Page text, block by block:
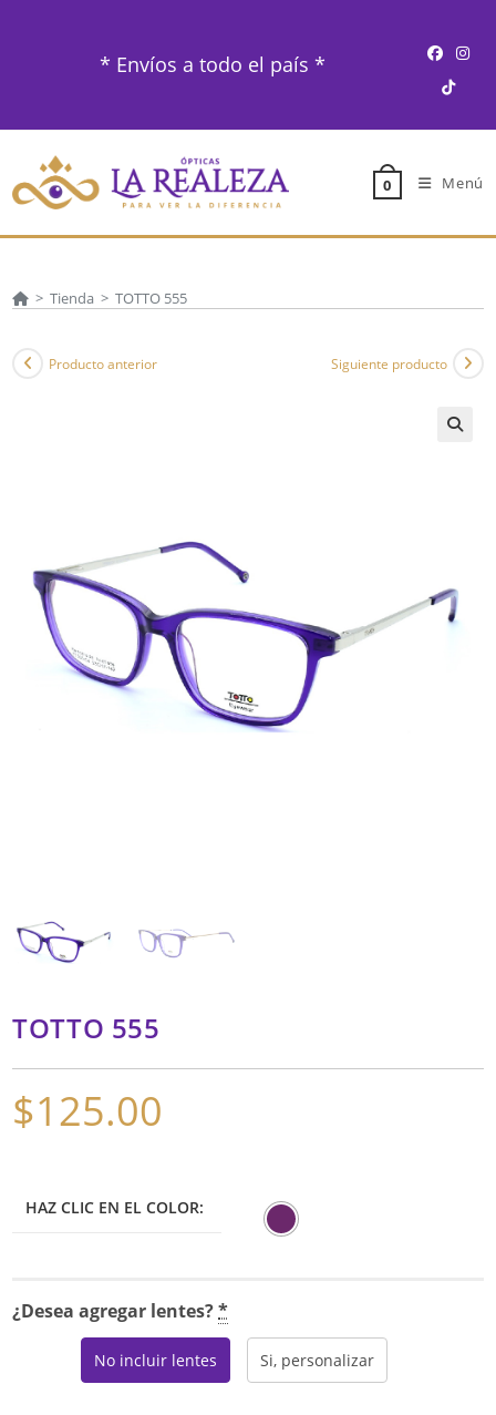
* Envíos a todo el país *
0 Menú
> Tienda > TOTTO 555
Producto anterior Siguiente producto
TOTTO 555
$125.00
HAZ CLIC EN EL COLOR:
¿Desea agregar lentes?*
No incluir lentes Si, personalizar